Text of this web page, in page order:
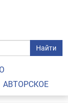
Найти
АВТОРСКОЕ